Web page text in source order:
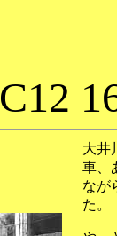
C12
大井
車、
なが
た。